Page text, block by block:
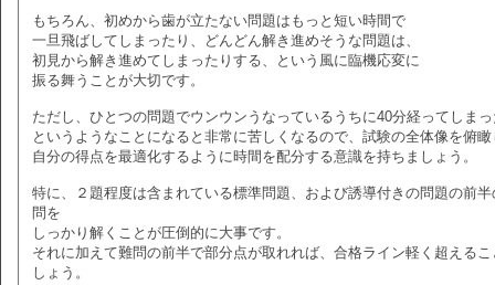
もちろん、初めから歯が立たない問題はもっと短い時間で
一旦飛ばしてしまったり、どんどん解き進めそうな問題は、
初見から解き進めてしまったりする、という風に臨機応変に
振る舞うことが大切です。
ただし、ひとつの問題でウンウンうなっているうちに40分経ってしま
というようなことになると非常に苦しくなるので、試験の全体像を俯瞰
自分の得点を最適化するように時間を配分する意識を持ちましょう。
特に、２題程度は含まれている標準問題、および誘導付きの問題の前半
問を
しっかり解くことが圧倒的に大事です。
それに加えて難問の前半で部分点が取れれば、合格ライン軽く超えるこ
しょう。